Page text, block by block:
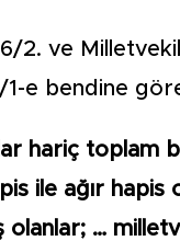
2. ve
1-e bendine
hariç toplam
ile ağır hapis
olanlar; …